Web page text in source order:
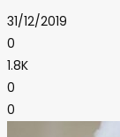
31/12/2019
0
1.8K
0
0